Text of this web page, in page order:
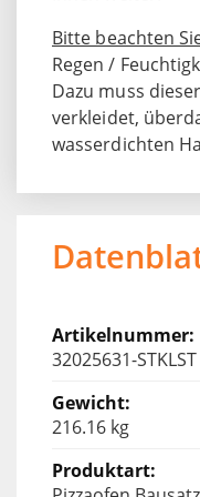
Bitte beachten
Regen /
Dazu muss
verkleidet,
wasserdichten
32025631-STKLST
216.16 kg